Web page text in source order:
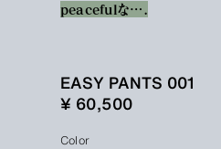
peacefulな….
EASY PANTS 001
¥ 60,500
Color